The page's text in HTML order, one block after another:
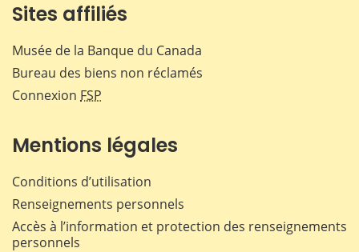
Sites affiliés
Musée de la Banque du Canada
Bureau des biens non réclamés
Connexion FSP
Mentions légales
Conditions d’utilisation
Renseignements personnels
Accès à l’information et protection des renseignements
personnels